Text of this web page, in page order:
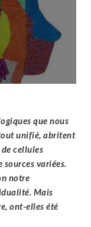
que nous
unifié, abritent
cellules
sources variées.
notre
Mais
ont-elles été